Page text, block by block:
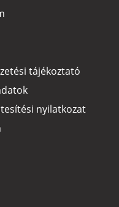
tájékoztató
nyilatkozat